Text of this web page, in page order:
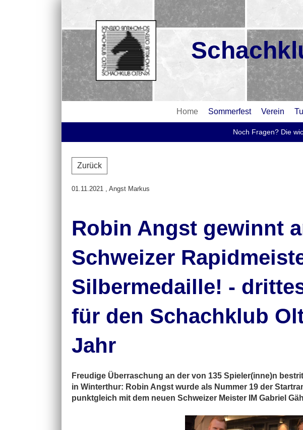
Home Sommerfest Verein
Noch Fragen? Die
Zurück
01.11.2021 , Angst Markus
Robin Angst gewinnt
Schweizer
Silbermedaille! -
für den Schachklub
Jahr
Freudige Überraschung an der von 135 Spieler(inne)n
in Winterthur: Robin Angst wurde als Nummer 19 der
punktgleich mit dem neuen Schweizer Meister IM Gabriel